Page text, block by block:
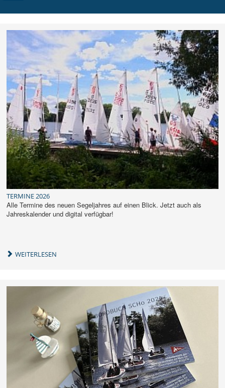
DER SCHO
AUSBILDUNG
JUGEND
REGATTEN
RUND UMS SEGELN
MITGLIEDER
TERMINE 2026
Alle Termine des neuen Segeljahres auf einen Blick. Jetzt auch als
Jahreskalender und digital verfügbar!
WEITERLESEN